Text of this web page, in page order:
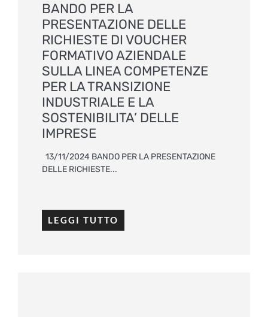
BANDO PER LA
PRESENTAZIONE DELLE
RICHIESTE DI VOUCHER
FORMATIVO AZIENDALE
SULLA LINEA COMPETENZE
PER LA TRANSIZIONE
INDUSTRIALE E LA
SOSTENIBILITA’ DELLE
IMPRESE
13/11/2024 BANDO PER LA PRESENTAZIONE
DELLE RICHIESTE...
LEGGI TUTTO